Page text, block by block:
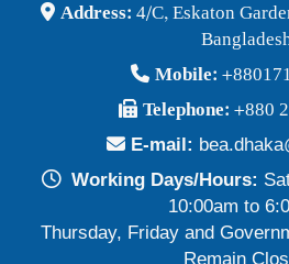
June 2025, at 10:00 am, at the
Publish Time: 16 Jun 2025
Publish Time: 19 May 2024
প্রাথমিক প্রার্থী তালিকা বাংলাদেশ অর্থনীতি
Publish Time: 17 May 2024
বাংলাদেশ অর্থনীতি সমিতির সদস্যপদ
Address: 4/C, Eskaton
Mobile:
Telephone: +880
E-mail:
Working Days/Hours:
10:00am to
Thursday, Friday and
Remain